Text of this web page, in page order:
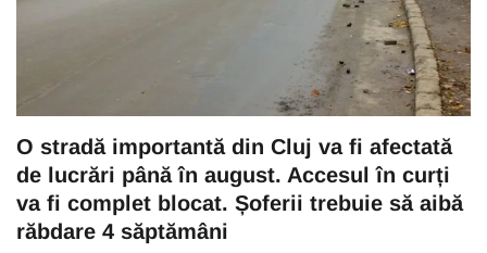
O stradă importantă din Cluj va fi afectată
de lucrări până în august. Accesul în curți
va fi complet blocat. Șoferii trebuie să aibă
răbdare 4 săptămâni